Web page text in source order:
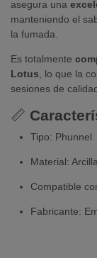
asegura una
manteniendo el
la fumada.
Es totalmente
Lotus , lo que la
sesiones de
📏
Tipo: Phunnel
Material:
Compatible
Fabricante: